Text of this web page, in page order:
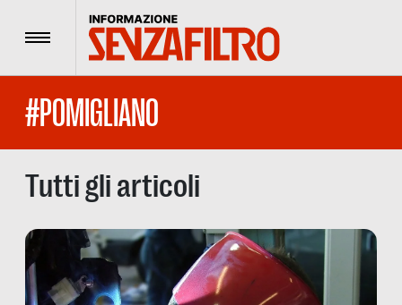
Menu
#POMIGLIANO
Tutti gli articoli